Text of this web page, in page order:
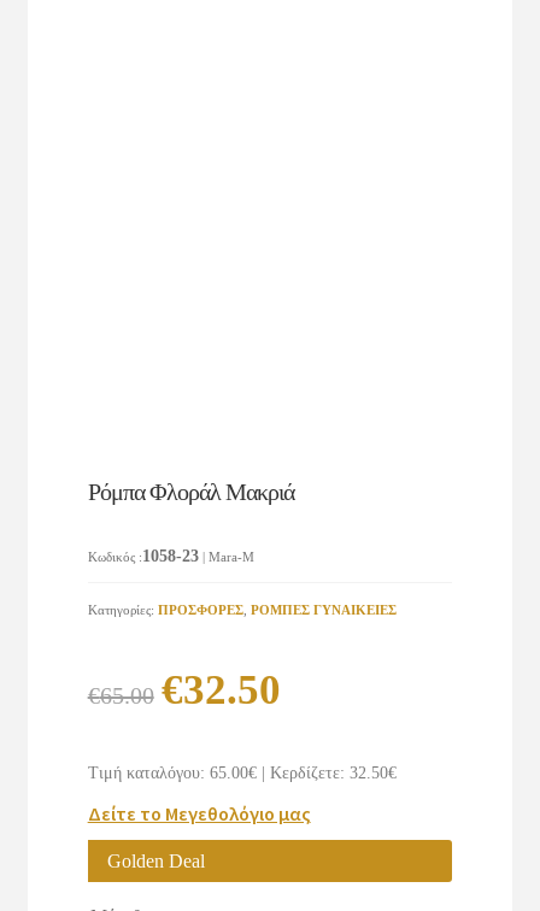
Ρόμπα Φλοράλ Μακριά
Κωδικός :1058-23 | Mara-M
Κατηγορίες: ΠΡΟΣΦΟΡΕΣ, ΡΟΜΠΕΣ ΓΥΝΑΙΚΕΙΕΣ
€65.00
Original
was:
€65.00.
€32.50
τιμή
είναι:
€32.50.
Τιμή καταλόγου: 65.00€ | Κερδίζετε: 32.50€
Δείτε το Μεγεθολόγιο μας
Golden Deal